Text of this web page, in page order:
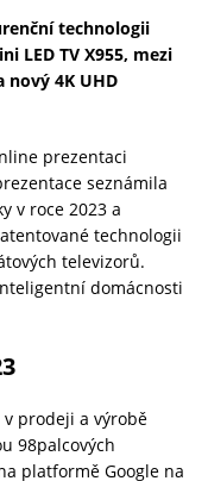
technologii
LED TV X955, mezi
nový 4K UHD
prezentaci
seznámila
v roce 2023 a
technologii
televizorů.
domácnosti
v prodeji a výrobě
98palcových
platformě Google na